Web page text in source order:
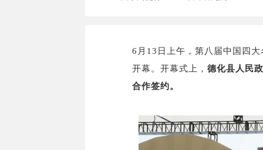
6月13日上午，第八届中国四
开幕。开幕式上， 德化县人民
合作签约。